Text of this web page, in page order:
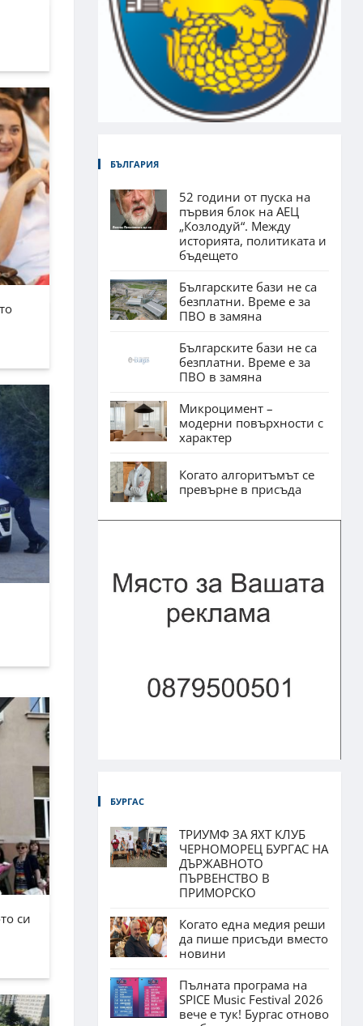
си
БЪЛГАРИЯ
52 години от пуска на
първия блок на АЕЦ
„Козлодуй“. Между
историята, политиката и
бъдещето
Българските бази не са
безплатни. Време е за
ПВО в замяна
Българските бази не са
безплатни. Време е за
ПВО в замяна
Микроцимент –
модерни повърхности с
характер
Когато алгоритъмът се
превърне в присъда
БУРГАС
ТРИУМФ ЗА ЯХТ КЛУБ
ЧЕРНОМОРЕЦ БУРГАС НА
ДЪРЖАВНОТО
ПЪРВЕНСТВО В
ПРИМОРСКО
Когато една медия реши
да пише присъди вместо
новини
Пълната програма на
SPICE Music Festival 2026
вече е тук! Бургас отново